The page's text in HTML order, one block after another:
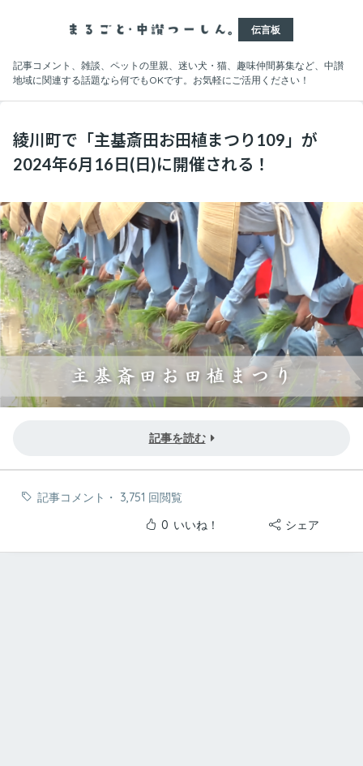
伝言板
記事コメント、雑談、ペットの里親、迷い犬・猫、趣味仲間募集など、中讃
地域に関連する話題なら何でもOKです。お気軽にご活用ください！
綾川町で「主基斎田お田植まつり109」が
2024年6月16日(日)に開催される！
記事を読む
記事コメント ・ 3,751 回閲覧
シェア
0 いいね！